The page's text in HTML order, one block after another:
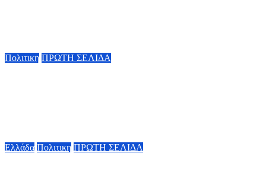
Πολιτικη ΠΡΩΤΗ ΣΕΛΙΔΑ
Ελλάδα Πολιτικη ΠΡΩΤΗ ΣΕΛΙΔΑ